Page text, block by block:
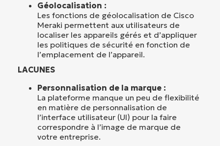
Géolocalisation :
Les fonctions de géolocalisation de Cisco
Meraki permettent aux utilisateurs de
localiser les appareils gérés et d’appliquer
les politiques de sécurité en fonction de
l’emplacement de l’appareil.
LACUNES
Personnalisation de la marque :
La plateforme manque un peu de flexibilité
en matière de personnalisation de
l’interface utilisateur (UI) pour la faire
correspondre à l’image de marque de
votre entreprise.